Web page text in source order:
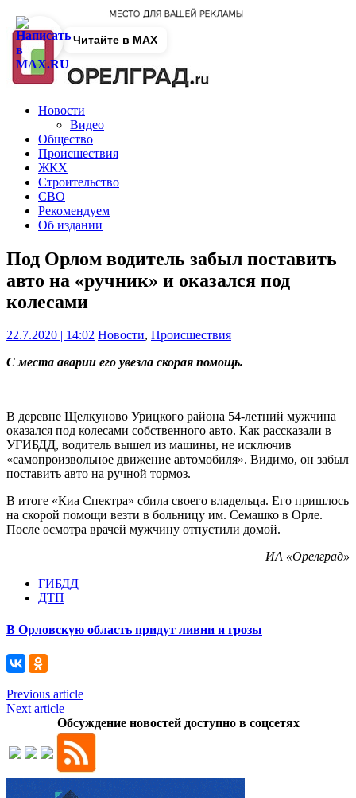
Новости
Видео
Общество
Происшествия
ЖКХ
Строительство
СВО
Рекомендуем
Об издании
Под Орлом водитель забыл поставить
авто на «ручник» и оказался под
колесами
22.7.2020 | 14:02 Новости, Происшествия
С места аварии его увезла скорая помощь.
В деревне Щелкуново Урицкого района 54-летний мужчина
оказался под колесами собственного авто. Как рассказали в
УГИБДД, водитель вышел из машины, не исключив
«самопроизвольное движение автомобиля». Видимо, он забыл
поставить авто на ручной тормоз.
В итоге «Киа Спектра» сбила своего владельца. Его пришлось
на скорой помощи везти в больницу им. Семашко в Орле.
После осмотра врачей мужчину отпустили домой.
ИА «Орелград»
ГИБДД
ДТП
В Орловскую область придут ливни и грозы
Previous article
Next article
Обсуждение новостей доступно в соцсетях
Читайте в MAX